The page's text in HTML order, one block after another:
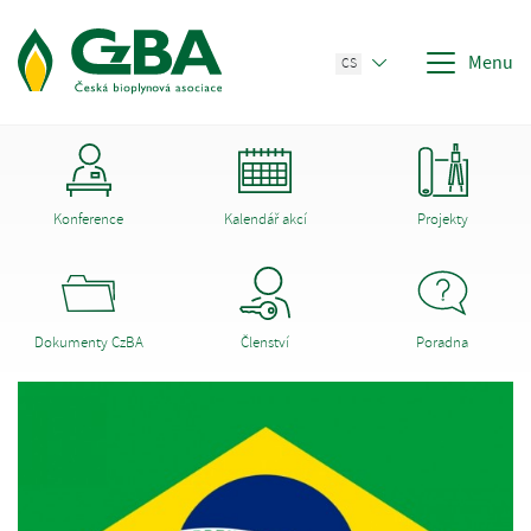
CS Menu
Konference Kalendář akcí Projekty
Dokumenty CzBA Členství Poradna